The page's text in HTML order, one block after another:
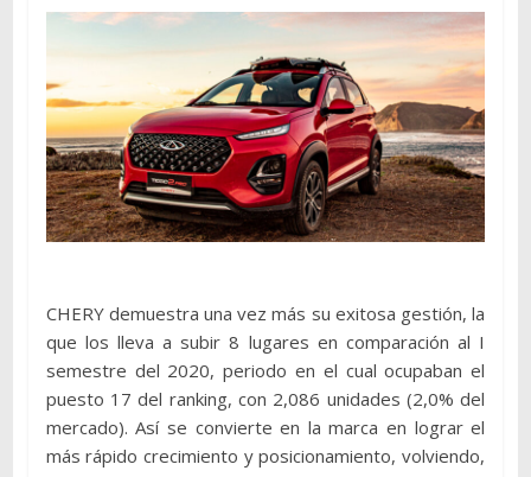
CHERY demuestra una vez más su exitosa gestión, la
que los lleva a subir 8 lugares en comparación al I
semestre del 2020, periodo en el cual ocupaban el
puesto 17 del ranking, con 2,086 unidades (2,0% del
mercado). Así se convierte en la marca en lograr el
más rápido crecimiento y posicionamiento, volviendo,